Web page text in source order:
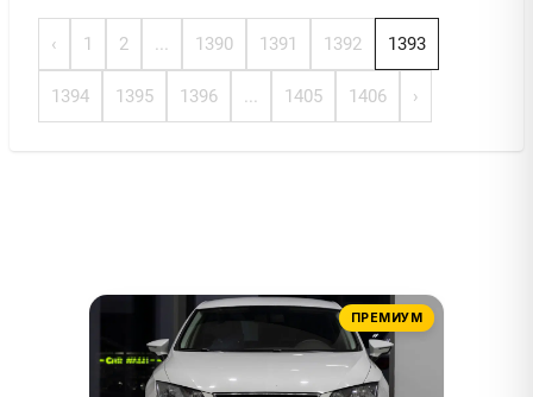
‹ 1 2 ... 1390 1391 1392 1393
1394 1395 1396 ... 1405 1406 ›
ПРЕМИУМ